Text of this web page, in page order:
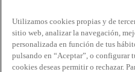
Utilizamos cookies propias y de
sitio web, analizar la navegación,
personalizada en función de tus
pulsando en “Aceptar”, o configurar
cookies deseas permitir o rechazar.